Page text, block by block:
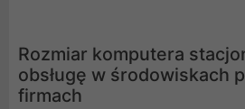
Rozmiar komputera
obsługę w środowiskach
firmach